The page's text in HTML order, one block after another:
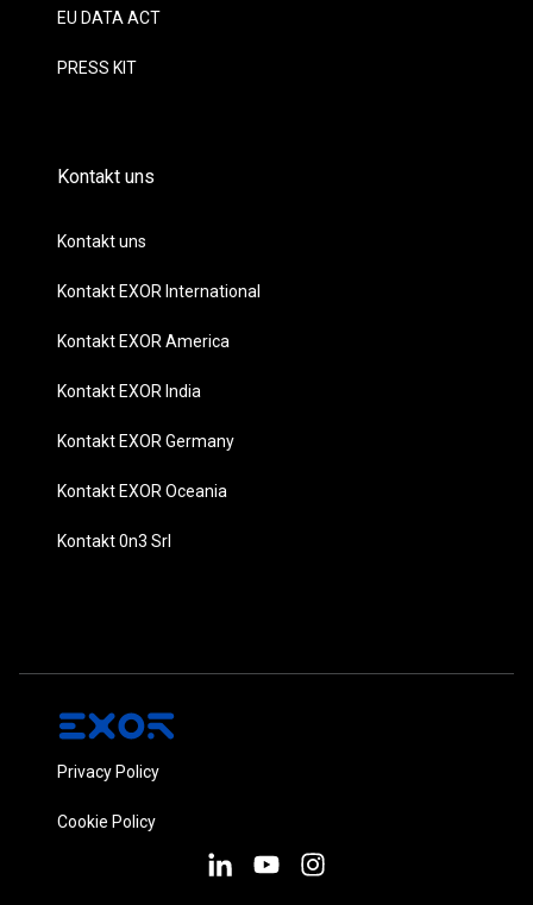
EU DATA ACT
PRESS KIT
Kontakt uns
Kontakt uns
Kontakt EXOR International
Kontakt EXOR America
Kontakt EXOR India
Kontakt EXOR Germany
Kontakt EXOR Oceania
Kontakt 0n3 Srl
Privacy Policy
Cookie Policy